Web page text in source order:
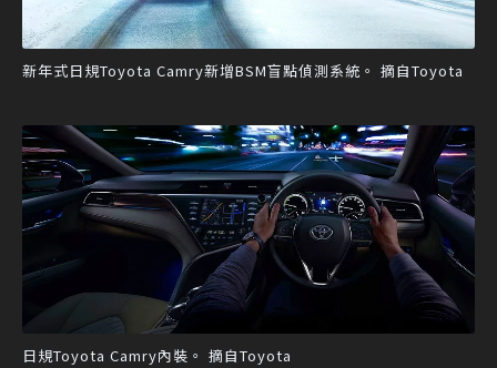
新年式日規Toyota Camry新增BSM盲點偵測系統。 摘自Toyota
日規Toyota Camry內裝。 摘自Toyota